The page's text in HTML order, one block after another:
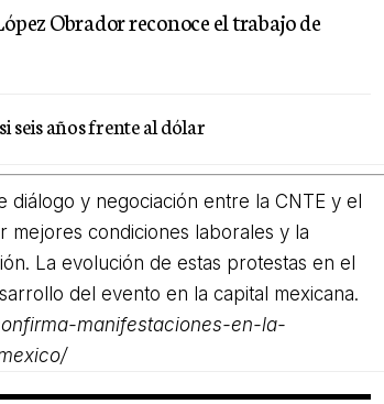
Obrador reconoce el trabajo de
seis años frente al dólar
diálogo y negociación entre la CNTE y el
mejores condiciones laborales y la
La evolución de estas protestas en el
del evento en la capital mexicana.
manifestaciones-en-la-